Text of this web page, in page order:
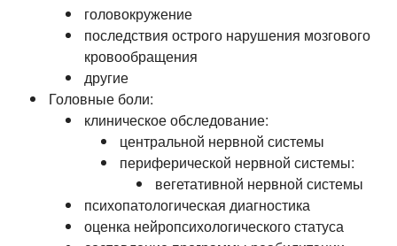
головокружение
последствия острого нарушения мозгового
кровообращения
другие
Головные боли:
клиническое обследование:
центральной нервной системы
периферической нервной системы:
вегетативной нервной системы
психопатологическая диагностика
оценка нейропсихологического статуса